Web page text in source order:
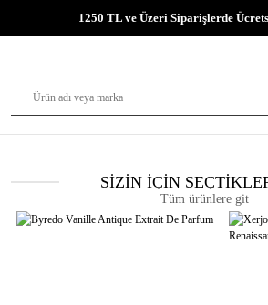
1250 TL ve Üzeri Siparişlerde
SİZİN İÇİN
Tüm ürünlere git